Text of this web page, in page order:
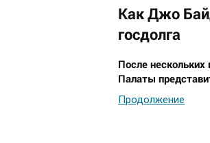
Как Джо
госдолга
После
Палаты
Продолжение